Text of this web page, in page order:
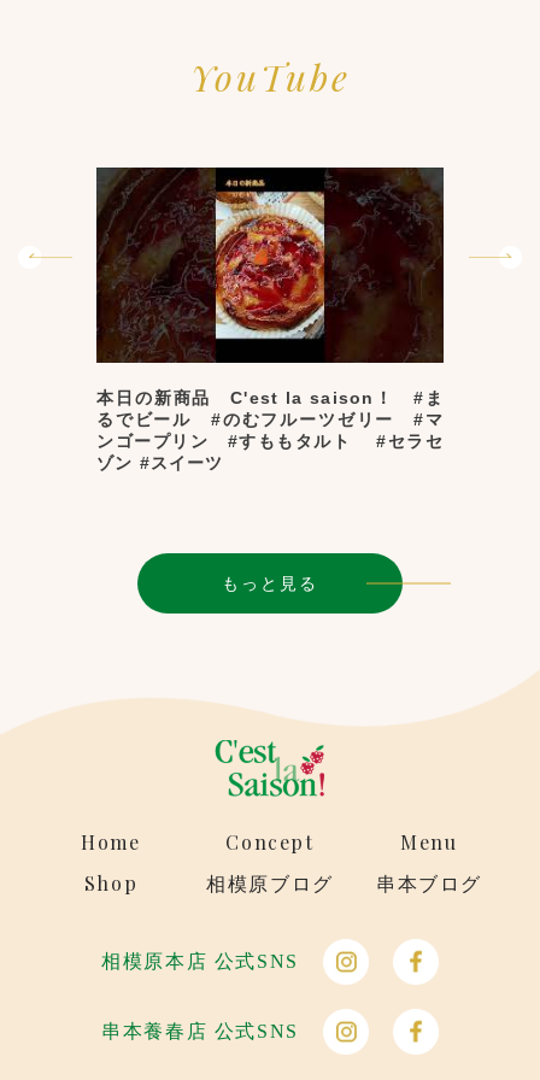
YouTube
本日の新商品 C'est la saison！ #ま
るでビール #のむフルーツゼリー #マ
ンゴープリン #すももタルト #セラセ
ゾン #スイーツ
もっと見る
Home Concept
Menu
Shop
相模原ブログ 串本ブログ
相模原本店 公式SNS
串本養春店 公式SNS